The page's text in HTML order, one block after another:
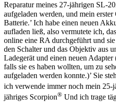
Reparatur meines 27-jährigen SL-
aufgeladen werden, und mein
Batterie.’ Ich habe einen neuen
aufladen ließ, also vermutete ich,
online eine RA durchgeführt und
den Schalter und das Objektiv aus
Ladegerät und einen neuen Adapter
falls sie es haben wollten, um zu
aufgeladen werden konnte.)’ Sie
ich verwende immer noch mein 25-
jähriges Scorpion® Und ich trage